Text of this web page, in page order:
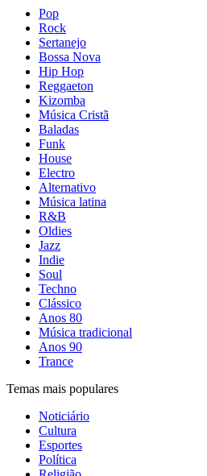
Pop
Rock
Sertanejo
Bossa Nova
Hip Hop
Reggaeton
Kizomba
Música Cristã
Baladas
Funk
House
Electro
Alternativo
Música latina
R&B
Oldies
Jazz
Indie
Soul
Techno
Clássico
Anos 80
Música tradicional
Anos 90
Trance
Temas mais populares
Noticiário
Cultura
Esportes
Política